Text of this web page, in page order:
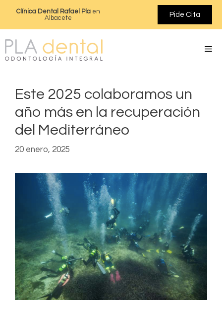
Clínica Dental Rafael Plaen
Albacete
Pide Cita
Este 2025 colaboramos un
año más en la recuperación
del Mediterráneo
20 enero, 2025